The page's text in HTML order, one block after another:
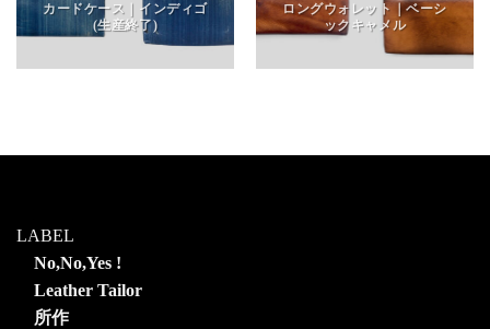
カードケース｜インディゴ
(生産終了)
ロングウォレット｜ベーシ
ックキャメル
LABEL
No,No,Yes !
Leather Tailor
所作